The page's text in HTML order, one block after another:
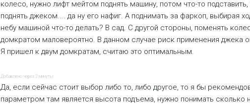
колесо, нужно лифт мейтом поднять машину, потом что-то
поднять джеком.... да ну его нафиг. А поднимать за фаркоп, выбирая
небу машиной что-то делать? В сад. С другой стороны, поменять
домкратом маловероятно. В данном случае риск применения джека
Я пришел к двум домкратам, считаю это оптимальным.
Добавлено через 2 минуты
Да, если сейчас стоит выбор либо то, либо другое, то я бы
параметром там является высота подъема, нужно понимать сколько